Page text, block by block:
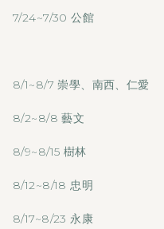
7/24~7/30 公館
8/1~8/7 崇學、南西、仁愛
8/2~8/8 藝文
8/9~8/15 樹林
8/12~8/18 忠明
8/17~8/23 永康